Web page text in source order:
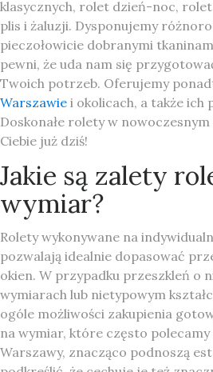
klasycznych, rolet dzień-noc,
plis i żaluzji. Dysponujemy
pieczołowicie dobranymi
pewni, że uda nam się
Twoich potrzeb. Oferujemy
Warszawie i okolicach, a także ich
Doskonałe rolety w
Ciebie już dziś!
Jakie są zalety
wymiar?
Rolety wykonywane na
pozwalają idealnie dopasować
okien. W przypadku przeszkleń o
wymiarach lub nietypowym
ogóle możliwości zakupienia
na wymiar, które często
Warszawy, znacząco podnoszą